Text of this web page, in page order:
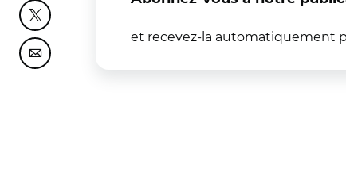
Partager cette page sur Twitter
Partager cette page sur Courriel
et recevez-la automatiquement